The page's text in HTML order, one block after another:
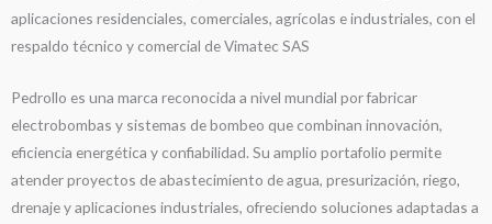
aplicaciones residenciales, comerciales, agrícolas e industriales, con el
respaldo técnico y comercial de Vimatec SAS
Pedrollo es una marca reconocida a nivel mundial por fabricar
electrobombas y sistemas de bombeo que combinan innovación,
eficiencia energética y confiabilidad. Su amplio portafolio permite
atender proyectos de abastecimiento de agua, presurización, riego,
drenaje y aplicaciones industriales, ofreciendo soluciones adaptadas a